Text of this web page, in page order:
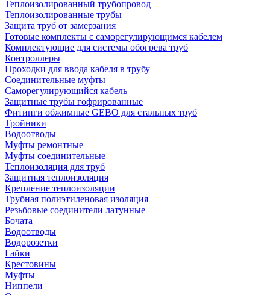
Теплоизолированный трубопровод
Теплоизолированные трубы
Защита труб от замерзания
Готовые комплекты с саморегулирующимся кабелем
Комплектующие для системы обогрева труб
Контроллеры
Проходки для ввода кабеля в трубу
Соединительные муфты
Саморегулирующийся кабель
Защитные трубы гофрированные
Фитинги обжимные GEBO для стальных труб
Тройники
Водоотводы
Муфты ремонтные
Муфты соединительные
Теплоизоляция для труб
Защитная теплоизоляция
Крепление теплоизоляции
Трубная полиэтиленовая изоляция
Резьбовые соединители латунные
Бочата
Водоотводы
Водорозетки
Гайки
Крестовины
Муфты
Ниппели